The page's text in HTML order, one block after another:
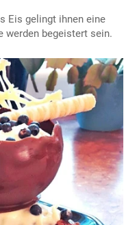
Eis gelingt ihnen eine
werden begeistert sein.